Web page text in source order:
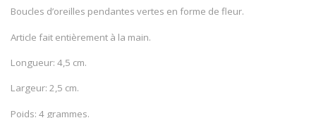
Boucles d’oreilles pendantes vertes en forme de fleur.
Article fait entièrement à la main.
Longueur: 4,5 cm.
Largeur: 2,5 cm.
Poids: 4 grammes.